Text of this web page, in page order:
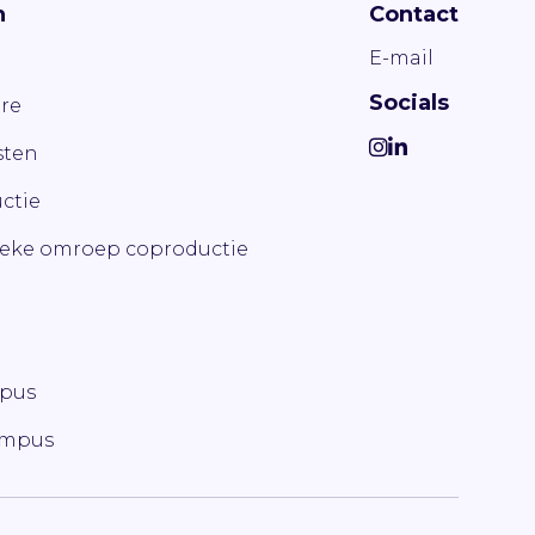
omroep coproductie
Contact
E-mail
Socials